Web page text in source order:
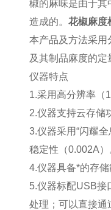
椒的麻味是由于
造成的。 花椒麻度
本产品及方法采用
及其制品麻度的定
仪器特点
1.采用高分辨率（
2.仪器支持云存储
3.仪器采用“闪耀
稳定性（0.002A）
4.仪器具备*的存
5.仪器标配USB接
处理；可以直接通